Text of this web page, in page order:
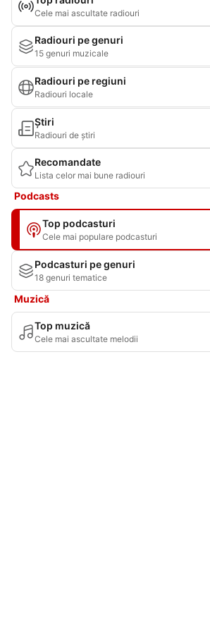
Cele mai ascultate radiouri
Radiouri pe genuri
15 genuri muzicale
Radiouri pe regiuni
Radiouri locale
Știri
Radiouri de știri
Recomandate
Lista celor mai bune radiouri
Podcasts
Top podcasturi
Cele mai populare podcasturi
Podcasturi pe genuri
18 genuri tematice
Muzică
Top muzică
Cele mai ascultate melodii